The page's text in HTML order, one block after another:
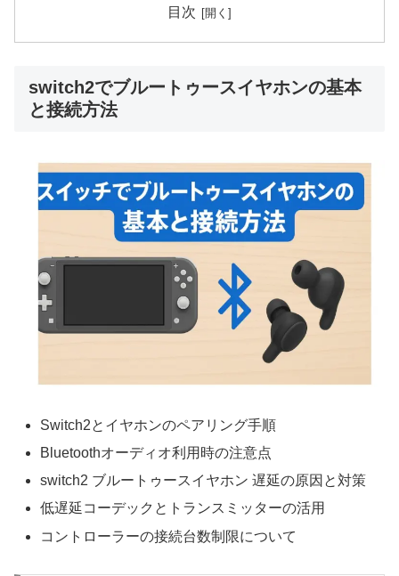
目次
switch2でブルートゥースイヤホンの基本
と接続方法
Switch2とイヤホンのペアリング手順
Bluetoothオーディオ利用時の注意点
switch2 ブルートゥースイヤホン 遅延の原因と対策
低遅延コーデックとトランスミッターの活用
コントローラーの接続台数制限について